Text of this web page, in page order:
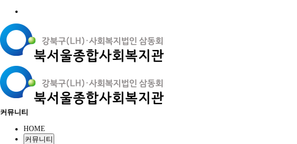
커뮤니티
HOME
커뮤니티